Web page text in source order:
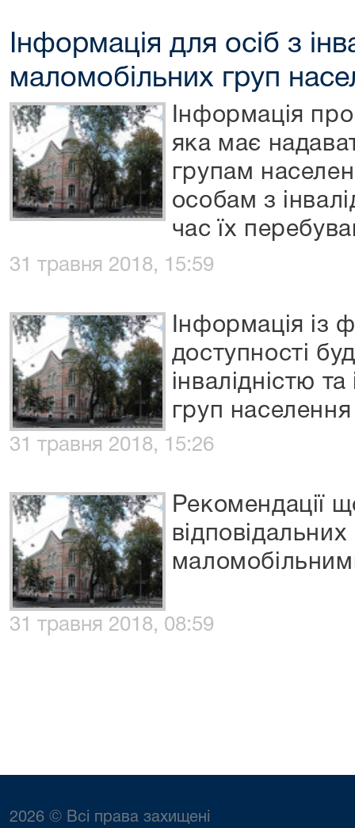
Інформація для осіб з
маломобільних груп
Інформація
яка має
групам
особам з
час їх
31 травня 2018, 15:59
Інформація із
доступності
інвалідністю
груп населення
31 травня 2018, 15:26
Рекомендації
відповідальних
31 травня 2018, 08:59
2026 © Всі права захищені